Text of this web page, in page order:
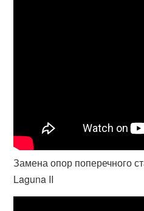
Замена опор поперечного
Laguna II